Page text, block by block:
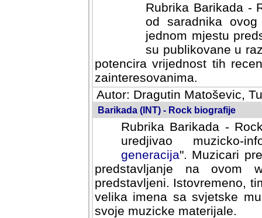
Rubrika Barikada -
od saradnika
jednom mjestu
su publikovane u
potencira vrijednost tih
zainteresovanima.
Autor: Dragutin Matoševic,
Barikada (INT) - Rock biografije
Rubrika Barikada -
uredjivao muzicko-
Muzicari predstavljeni u
na ovom web portalu
Istovremeno, tim nacinom
sa svjetske muzicke scene
materijale.